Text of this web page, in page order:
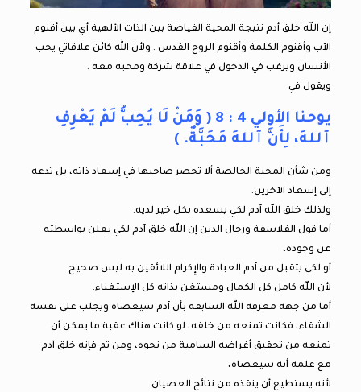
إن اللّه خلق أدم نتيجة المحية الفياضة بين الذات الألهية أي بين أقنوم
الآب وأقنوم الكلمة وأقنوم الروح القدس . ولأن الله كائن علاقاتي يحب
الأنسان ويرغب في الدخول في علاقة شركة ومحبه معه .
ويقول في
يوحنا الأولي 4 : 8 ( وَمَنْ لَا يُحِبُّ لَمْ يَعْرِفِ
ٱللهَ، لِأَنَّ ٱللهَ مَحَبَّةٌ. )
ومن شأن المحبة الخالصة ألا تحصر صاحبها في إسعاد ذاته، بل تدعه
إلى إسعاد الآخرين.
ولذلك خلق اللّه آدم لكي يسعده بكل خير لديه.
أما قول الفلاسفة ورجال الدين إن اللّه خلق آدم لكي يعلن بواسطته
عن وجوده،
أو لكي يتقبل من آدم العبادة والإِكرام اللائقين به ليس صحيح
لأن اللّه كامل كل الكمال ومستغن بذاته كل الإستغناء.
أما من جهة معرفة اللّه السابقة بأن آدم سيعصاه ويجلب على نفسه
الشقاء، فكانت تمنعه من خلقه، لو كانت هناك عقبة ما يمكن أن
تمنعه من تحقيق أغراضه السامية من نحوه، ومن ثم فإنه خلق آدم
مع علمه أنه سيعصاه،
لأنه يستطيع أن ينقذه من نتائج العصيان.